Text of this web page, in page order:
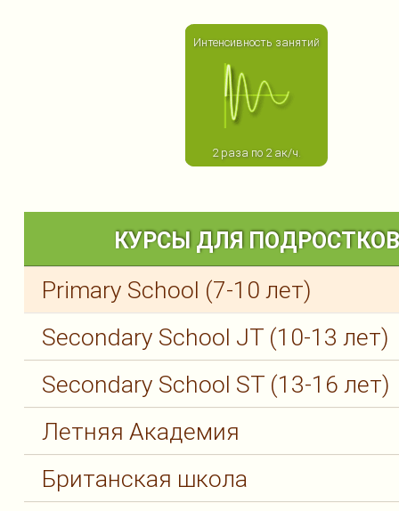
КУРСЫ ДЛЯ ПОДРОСТКОВ
Primary School (7-10 лет)
Secondary School JT (10-13 лет)
Secondary School ST (13-16 лет)
Летняя Академия
Британская школа
Интенсивность занятий
2 раза по 2 ак/ч.